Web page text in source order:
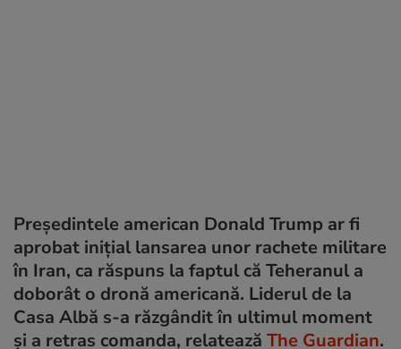
Președintele american Donald Trump ar fi
aprobat inițial lansarea unor rachete militare
în Iran, ca răspuns la faptul că Teheranul a
doborât o dronă americană. Liderul de la
Casa Albă s-a răzgândit în ultimul moment
și a retras comanda, relatează The Guardian.